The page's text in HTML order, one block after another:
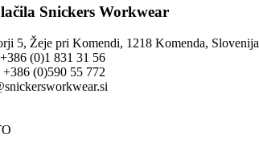
Snickers Workwear
5, Žeje pri Komendi, 1218 Komenda, Slovenija
(0)1 831 31 56
+386 (0)590 55 772